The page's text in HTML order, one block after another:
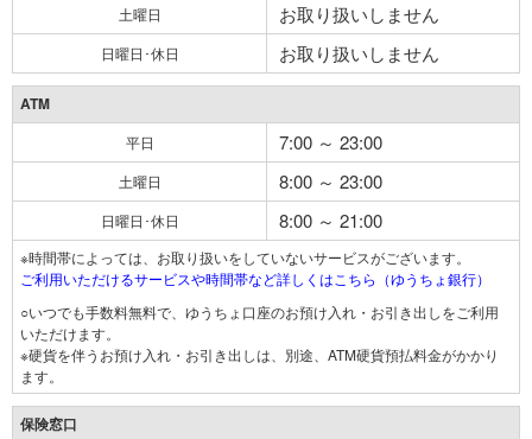
土曜日 お取り扱いしません
日曜日･休日 お取り扱いしません
ATM
平日 7:00 ～ 23:00
土曜日 8:00 ～ 23:00
日曜日･休日 8:00 ～ 21:00
※時間帯によっては、お取り扱いをしていないサービスがございます。
ご利用いただけるサービスや時間帯など詳しくはこちら（ゆうちょ銀行）
○いつでも手数料無料で、ゆうちょ口座のお預け入れ・お引き出しをご利用
いただけます。
※硬貨を伴うお預け入れ・お引き出しは、別途、ATM硬貨預払料金がかかり
ます。
保険窓口